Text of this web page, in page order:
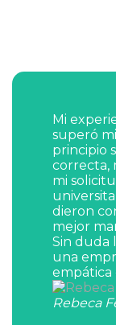
Mi
superó
principio
correcta,
mi
dieron
mejor
Sin duda
una
empática
Rebeca